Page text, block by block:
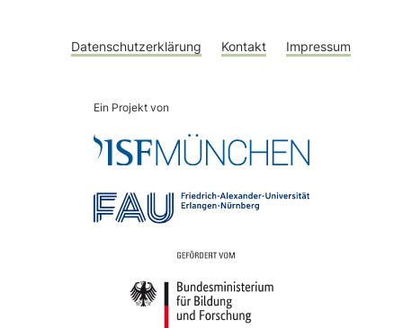
Datenschutzerklärung Kontakt Impressum
Ein Projekt von